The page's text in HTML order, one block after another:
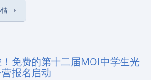
情
免费的第十二届MOI中学生光
报名启动